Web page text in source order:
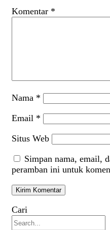
Komentar *
Nama *
Email *
Situs Web
Simpan nama, email,
peramban ini untuk
Cari